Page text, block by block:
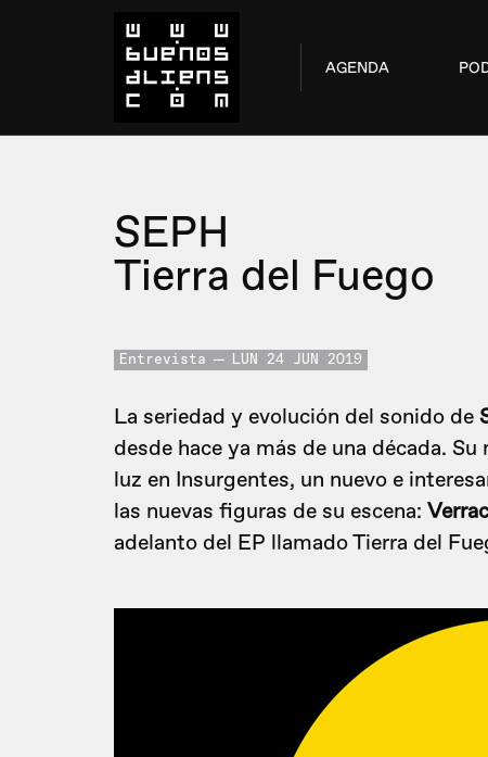
AGENDA
SEPH
Tierra del Fuego
Entrevista LUN 24 JUN 2019
La seriedad y evolución del sonido de
desde hace ya más de una década.
luz en Insurgentes, un nuevo e
las nuevas figuras de su escena:
adelanto del EP llamado Tierra del